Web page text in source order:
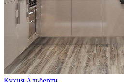
Кухня Альберти